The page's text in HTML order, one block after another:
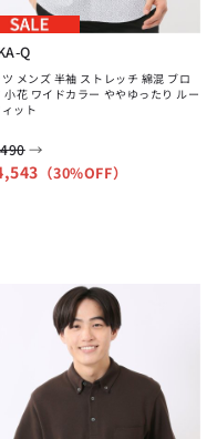
Q
ツ メンズ 半袖 ストレッチ 綿混 ブロ
小花 ワイドカラー ややゆったり ルー
ット
→
（30%OFF）